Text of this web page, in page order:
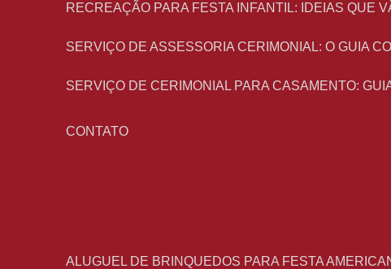
RECREAÇÃO PARA FESTA INFANTIL: IDEIAS QUE
SERVIÇO DE ASSESSORIA CERIMONIAL: O GUIA
SERVIÇO DE CERIMONIAL PARA CASAMENTO:
CONTATO
ALUGUEL DE BRINQUEDOS PARA FESTA